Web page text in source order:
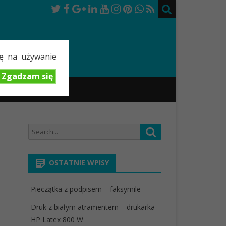
na używanie
Zgadzam się
Search
OSTATNIE WPISY
Pieczątka z podpisem – faksymile
Druk z białym atramentem – drukarka
HP Latex 800 W